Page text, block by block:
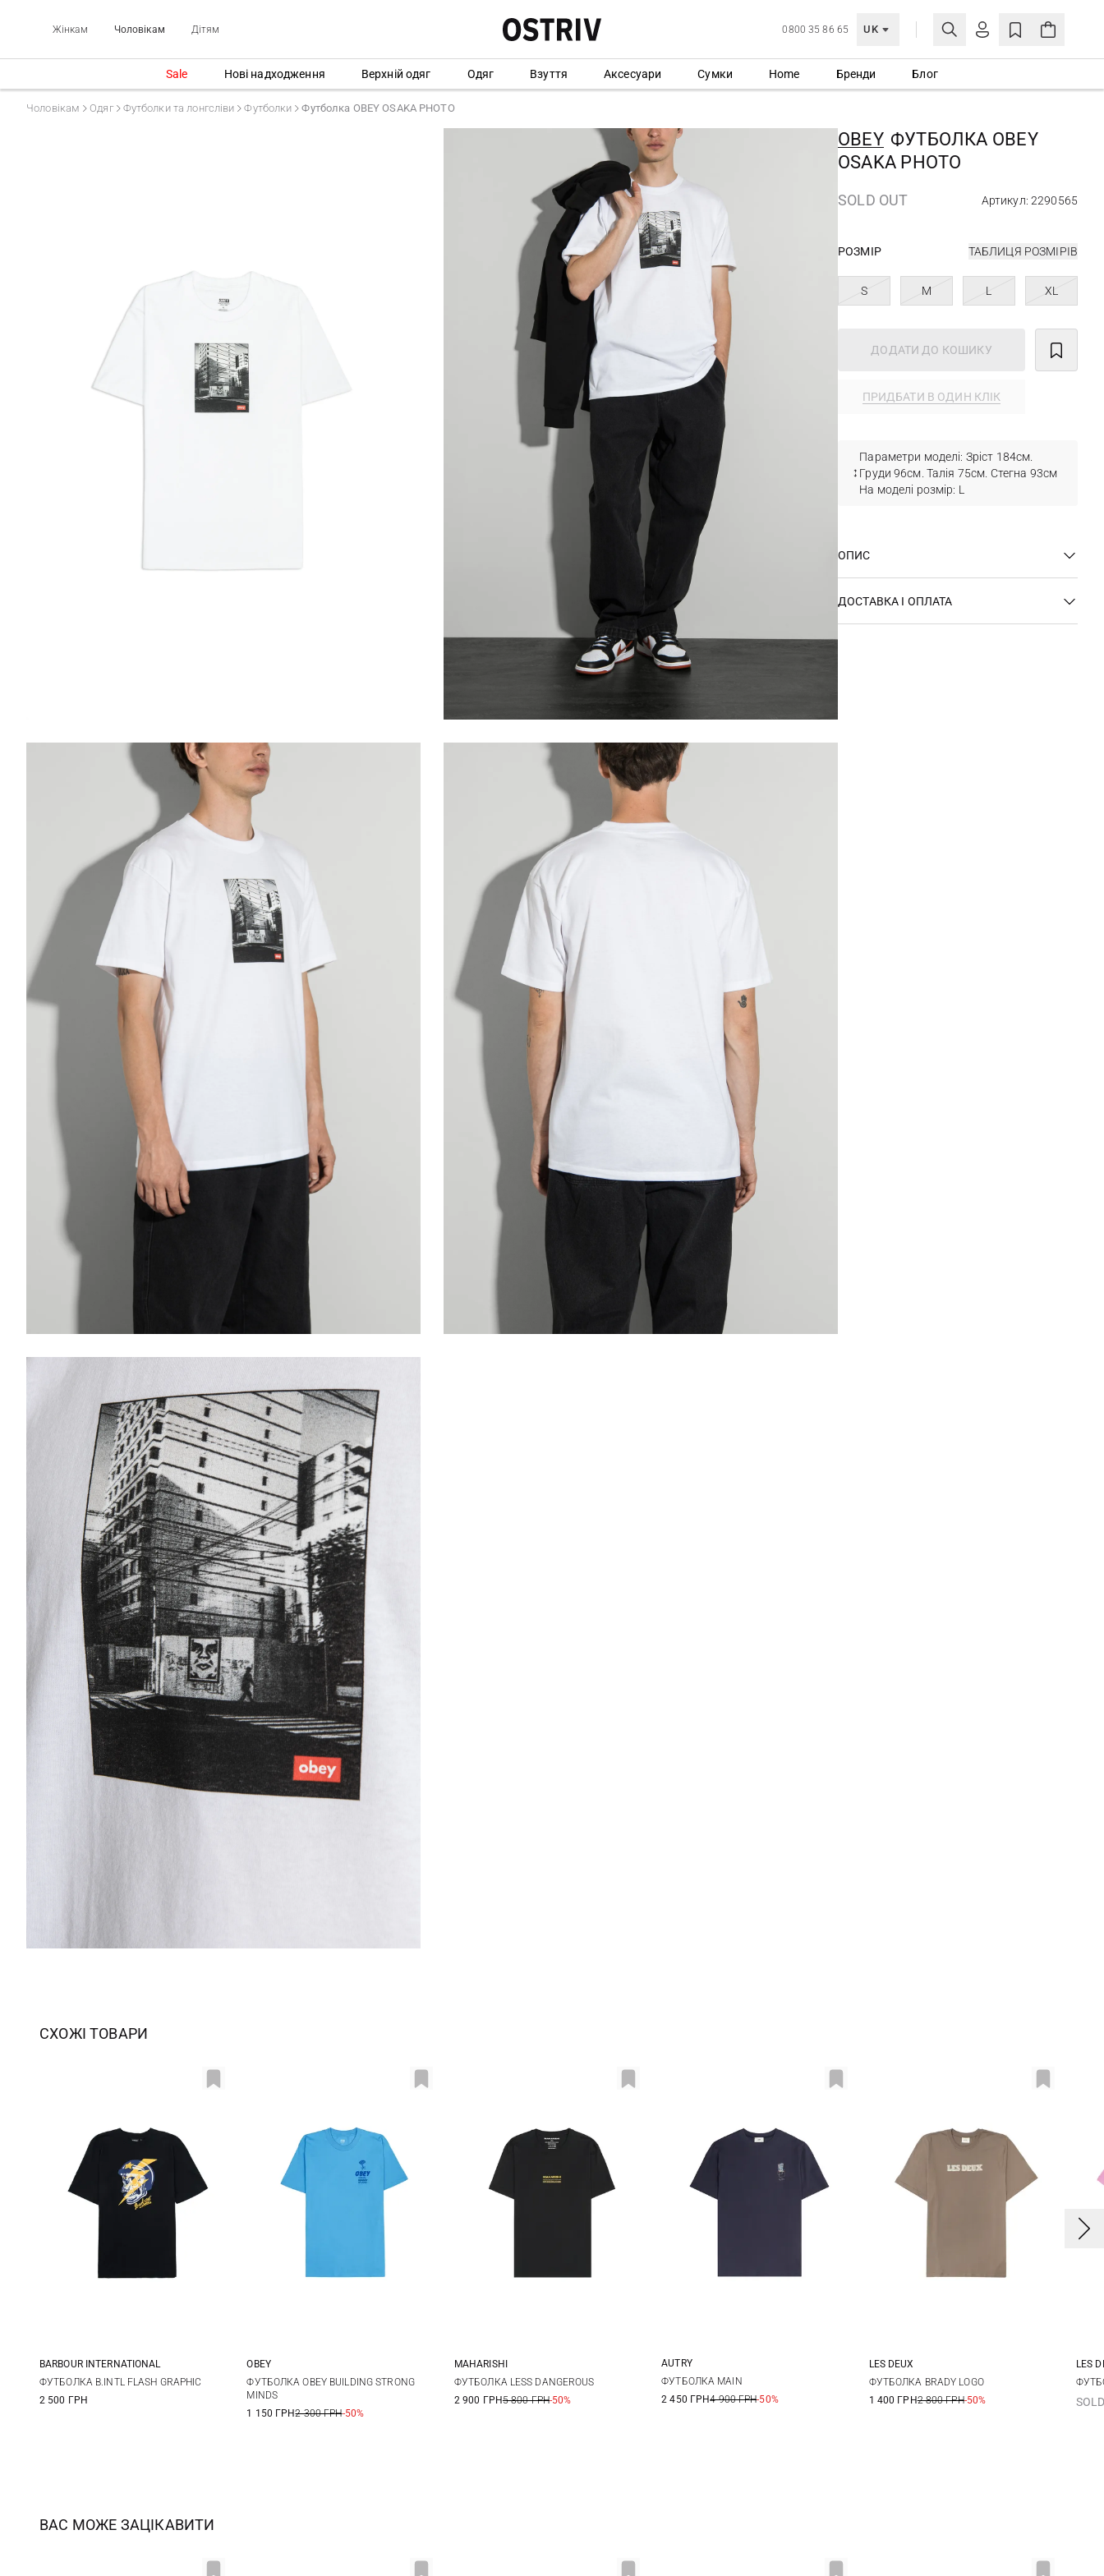
Жінкам Чоловікам Дітям 0800 35 86 65 UK
МОЯ ОБЛІКІВКА
Ще не зареєстровані?
СТВОРИТИ ОБЛІКІВКУ
Sale Нові надходження Верхній одяг Одяг Взуття Аксесуари Сумки Home Бренди Блог
Чоловікам Одяг Футболки та лонгсліви Футболки Футболка OBEY OSAKA PHOTO
OBEY ФУТБОЛКА OBEY
OSAKA PHOTO
SOLD OUT Артикул: 2290565
РОЗМІР ТАБЛИЦЯ РОЗМІРІВ
S M L XL
ДОДАТИ ДО КОШИКУ
ПРИДБАТИ В ОДИН КЛІК
Параметри моделі: Зріст 184см.
Груди 96см. Талія 75см. Стегна 93см
На моделі розмір: L
ОПИС
ДОСТАВКА І ОПЛАТА
СХОЖІ ТОВАРИ
M L XL
BARBOUR INTERNATIONAL
ФУТБОЛКА B.INTL FLASH GRAPHIC
2 500 ГРН
S M L XL
OBEY
ФУТБОЛКА OBEY BUILDING STRONG
MINDS
1 150 ГРН2 300 ГРН-50%
S M L
MAHARISHI
ФУТБОЛКА LESS DANGEROUS
2 900 ГРН5 800 ГРН-50%
M L
AUTRY
ФУТБОЛКА MAIN
2 450 ГРН4 900 ГРН-50%
S M
LES DEUX
ФУТБОЛКА BRADY LOGO
1 400 ГРН2 800 ГРН-50%
S
LES
ВАС МОЖЕ ЗАЦІКАВИТИ